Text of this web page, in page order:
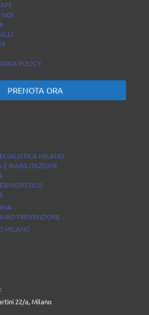
NOI
POLICY
PRENOTA ORA
MILANO
E RIABILITAZIONE
PREVENZIONE
MILANO
22/a, Milano